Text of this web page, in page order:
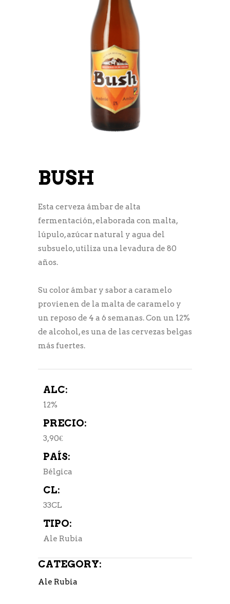
BUSH
Esta cerveza ámbar de alta
fermentación, elaborada con malta,
lúpulo, azúcar natural y agua del
subsuelo, utiliza una levadura de 80
años.
Su color ámbar y sabor a caramelo
provienen de la malta de caramelo y
un reposo de 4 a 6 semanas. Con un 12%
de alcohol, es una de las cervezas belgas
más fuertes.
ALC:
12%
PRECIO:
3,90€
PAÍS:
Bélgica
CL:
33CL
TIPO:
Ale Rubia
CATEGORY:
Ale Rubia